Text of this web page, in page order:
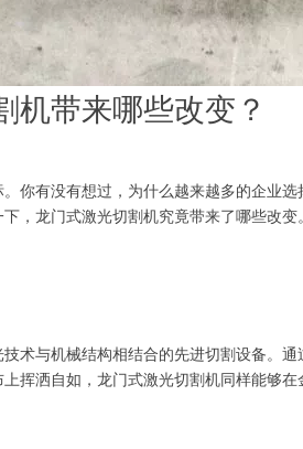
机带来哪些改变？
你有没有想过，为什么越来越多的企业
，龙门式激光切割机究竟带来了哪些改变
术与机械结构相结合的先进切割设备。
挥洒自如，龙门式激光切割机同样能够在